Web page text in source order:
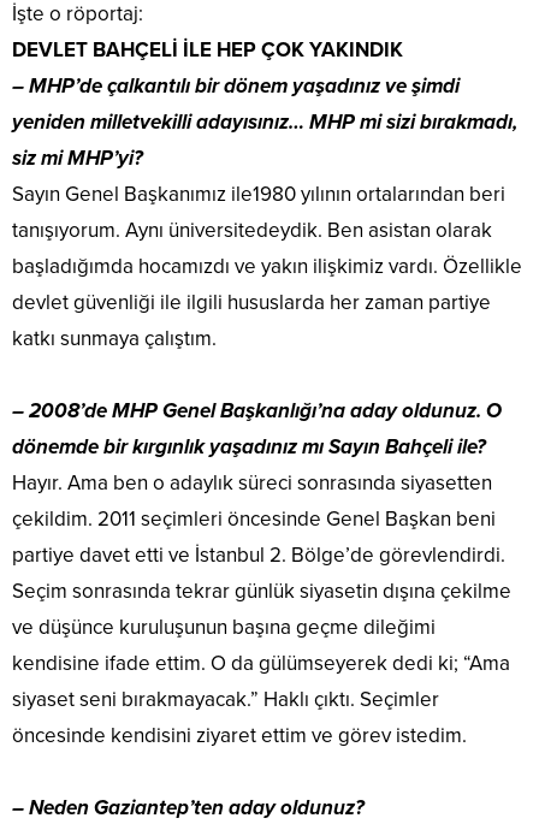
İşte o röportaj:
DEVLET BAHÇELİ İLE HEP ÇOK YAKINDIK
– MHP’de çalkantılı bir dönem yaşadınız ve şimdi
yeniden milletvekilli adayısınız… MHP mi sizi bırakmadı,
siz mi MHP’yi?
Sayın Genel Başkanımız ile1980 yılının ortalarından beri
tanışıyorum. Aynı üniversitedeydik. Ben asistan olarak
başladığımda hocamızdı ve yakın ilişkimiz vardı. Özellikle
devlet güvenliği ile ilgili hususlarda her zaman partiye
katkı sunmaya çalıştım.
– 2008’de MHP Genel Başkanlığı’na aday oldunuz. O
dönemde bir kırgınlık yaşadınız mı Sayın Bahçeli ile?
Hayır. Ama ben o adaylık süreci sonrasında siyasetten
çekildim. 2011 seçimleri öncesinde Genel Başkan beni
partiye davet etti ve İstanbul 2. Bölge’de görevlendirdi.
Seçim sonrasında tekrar günlük siyasetin dışına çekilme
ve düşünce kuruluşunun başına geçme dileğimi
kendisine ifade ettim. O da gülümseyerek dedi ki; “Ama
siyaset seni bırakmayacak.” Haklı çıktı. Seçimler
öncesinde kendisini ziyaret ettim ve görev istedim.
– Neden Gaziantep’ten aday oldunuz?